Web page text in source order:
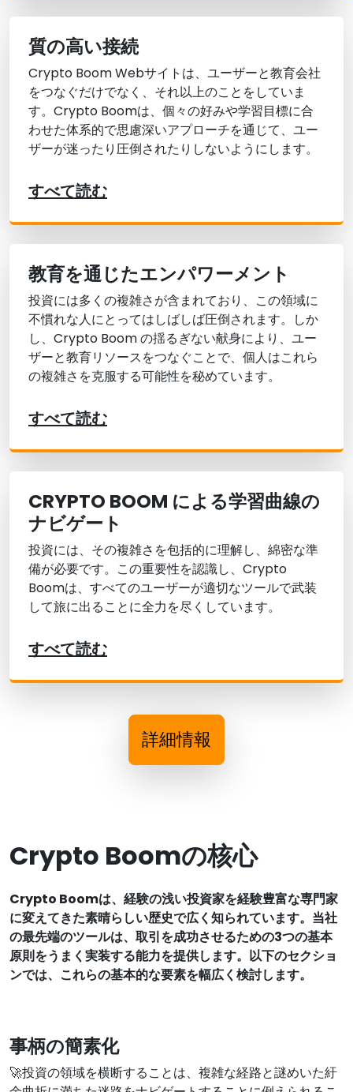
質の高い接続
Crypto Boom Webサイトは、ユーザーと教育会社
をつなぐだけでなく、それ以上のことをしていま
す。Crypto Boomは、個々の好みや学習目標に合
わせた体系的で思慮深いアプローチを通じて、ユー
ザーが迷ったり圧倒されたりしないようにします。
すべて読む
教育を通じたエンパワーメント
投資には多くの複雑さが含まれており、この領域に
不慣れな人にとってはしばしば圧倒されます。しか
し、Crypto Boom の揺るぎない献身により、ユー
ザーと教育リソースをつなぐことで、個人はこれら
の複雑さを克服する可能性を秘めています。
すべて読む
CRYPTO BOOM による学習曲線の
ナビゲート
投資には、その複雑さを包括的に理解し、綿密な準
備が必要です。この重要性を認識し、Crypto
Boomは、すべてのユーザーが適切なツールで武装
して旅に出ることに全力を尽くしています。
すべて読む
詳細情報
Crypto Boomの核心
Crypto Boomは、経験の浅い投資家を経験豊富な専門家
に変えてきた素晴らしい歴史で広く知られています。当社
の最先端のツールは、取引を成功させるための3つの基本
原則をうまく実装する能力を提供します。以下のセクショ
ンでは、これらの基本的な要素を幅広く検討します。
事柄の簡素化
🚀投資の領域を横断することは、複雑な経路と謎めいた紆